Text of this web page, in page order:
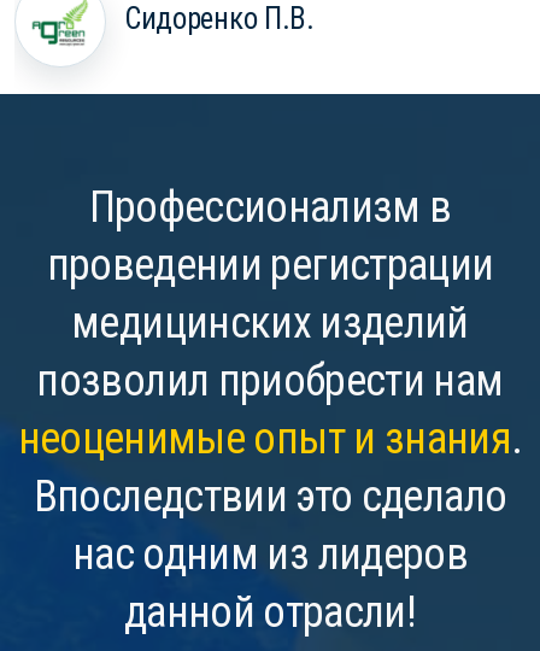
Сидоренко П.В.
Профессионализм в
проведении регистрации
медицинских изделий
позволил приобрести нам
неоценимые опыт и знания.
Впоследствии это сделало
нас одним из лидеров
данной отрасли!